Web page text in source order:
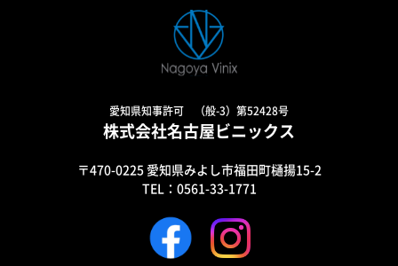
愛知県知事許可 （般-3）第52428号
株式会社名古屋ビニックス
〒470-0225 愛知県みよし市福田町樋揚15-2
TEL：0561-33-1771